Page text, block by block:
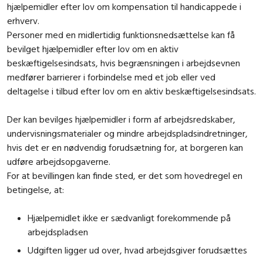
hjælpemidler efter lov om kompensation til handicappede i
erhverv.
Personer med en midlertidig funktionsnedsættelse kan få
bevilget hjælpemidler efter lov om en aktiv
beskæftigelsesindsats, hvis begrænsningen i arbejdsevnen
medfører barrierer i forbindelse med et job eller ved
deltagelse i tilbud efter lov om en aktiv beskæftigelsesindsats.
Der kan bevilges hjælpemidler i form af arbejdsredskaber,
undervisningsmaterialer og mindre arbejdspladsindretninger,
hvis det er en nødvendig forudsætning for, at borgeren kan
udføre arbejdsopgaverne.
For at bevillingen kan finde sted, er det som hovedregel en
betingelse, at:
Hjælpemidlet ikke er sædvanligt forekommende på
arbejdspladsen
Udgiften ligger ud over, hvad arbejdsgiver forudsættes